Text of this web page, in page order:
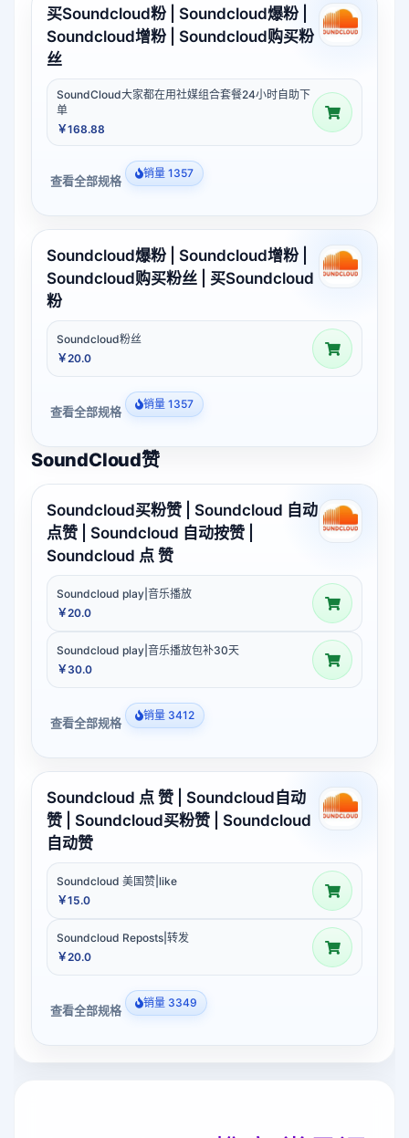
买Soundcloud粉 | Soundcloud爆粉 |
Soundcloud增粉 | Soundcloud购买粉
丝
SoundCloud大家都在用社媒组合套餐24小时自助下
单
￥168.88
查看全部规格 销量 1357
Soundcloud爆粉 | Soundcloud增粉 |
Soundcloud购买粉丝 | 买Soundcloud
粉
Soundcloud粉丝
￥20.0
查看全部规格 销量 1357
SoundCloud赞
Soundcloud买粉赞 | Soundcloud 自动
点赞 | Soundcloud 自动按赞 |
Soundcloud 点 赞
Soundcloud play|音乐播放
￥20.0
Soundcloud play|音乐播放包补30天
￥30.0
查看全部规格 销量 3412
Soundcloud 点 赞 | Soundcloud自动
赞 | Soundcloud买粉赞 | Soundcloud
自动赞
Soundcloud 美国赞|like
￥15.0
Soundcloud Reposts|转发
￥20.0
查看全部规格 销量 3349